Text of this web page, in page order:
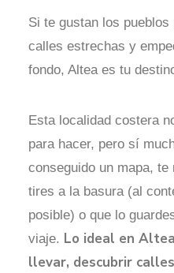
Si te gustan los
calles estrechas y
fondo, Altea es tu
Esta localidad costera
para hacer, pero sí
conseguido un mapa,
tires a la basura (al
posible) o que lo
viaje. Lo ideal en
llevar, descubrir